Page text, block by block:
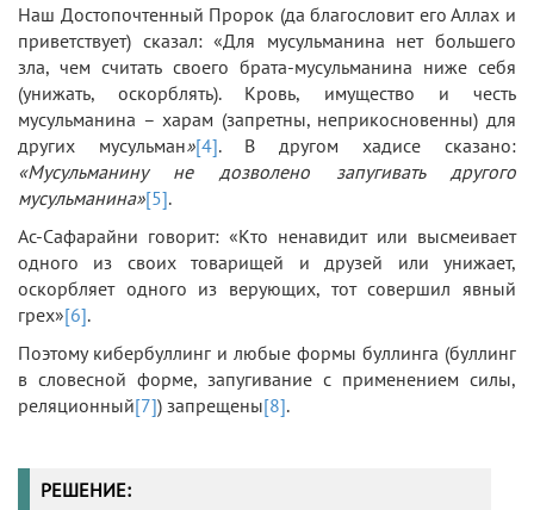
Наш Достопочтенный Пророк (да благословит его Аллах и
приветствует) сказал: «Для мусульманина нет большего
зла, чем считать своего брата-мусульманина ниже себя
(унижать, оскорблять). Кровь, имущество и честь
мусульманина – харам (запретны, неприкосновенны) для
других мусульман»[4]. В другом хадисе сказано:
«Мусульманину не дозволено запугивать другого
мусульманина»[5].
Ас-Сафарайни говорит: «Кто ненавидит или высмеивает
одного из своих товарищей и друзей или унижает,
оскорбляет одного из верующих, тот совершил явный
грех»[6].
Поэтому кибербуллинг и любые формы буллинга (буллинг
в словесной форме, запугивание с применением силы,
реляционный[7]) запрещены[8].
РЕШЕНИЕ: